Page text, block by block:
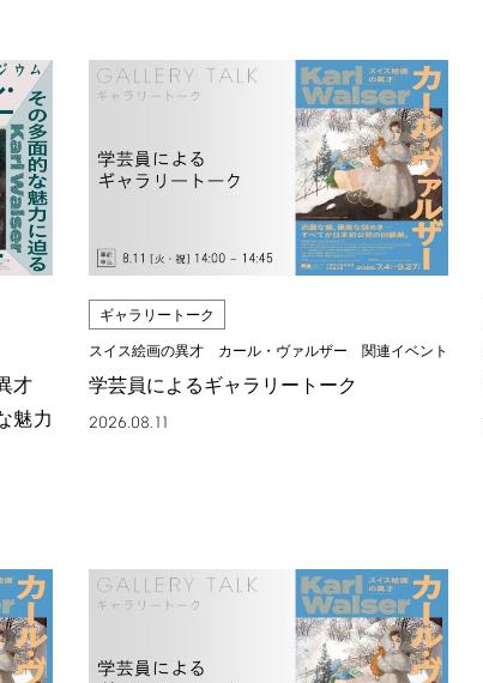
才
魅力
ギャラリートーク
スイス絵画の異才 カール・ヴァルザー 関連イベント
学芸員によるギャラリートーク
2026.08.11